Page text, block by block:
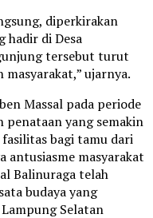
diperkirakan
hadir di Desa
tersebut turut
ujarnya.
Massal pada periode
yang semakin
bagi tamu dari
antusiasme masyarakat
Balinuraga telah
budaya yang
Selatan